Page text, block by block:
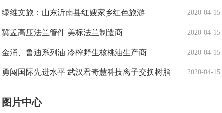
2020-04-15
绿维文旅：山东沂南县红嫂家乡红色旅游
2020-04-15
冀孟高压法兰管件 美标法兰制造商
2020-04-15
金涌、鲁迪系列油 冷榨野生核桃油生产商
2020-04-15
勇闯国际先进水平 武汉君奇慧科技离子交换树脂
图片中心